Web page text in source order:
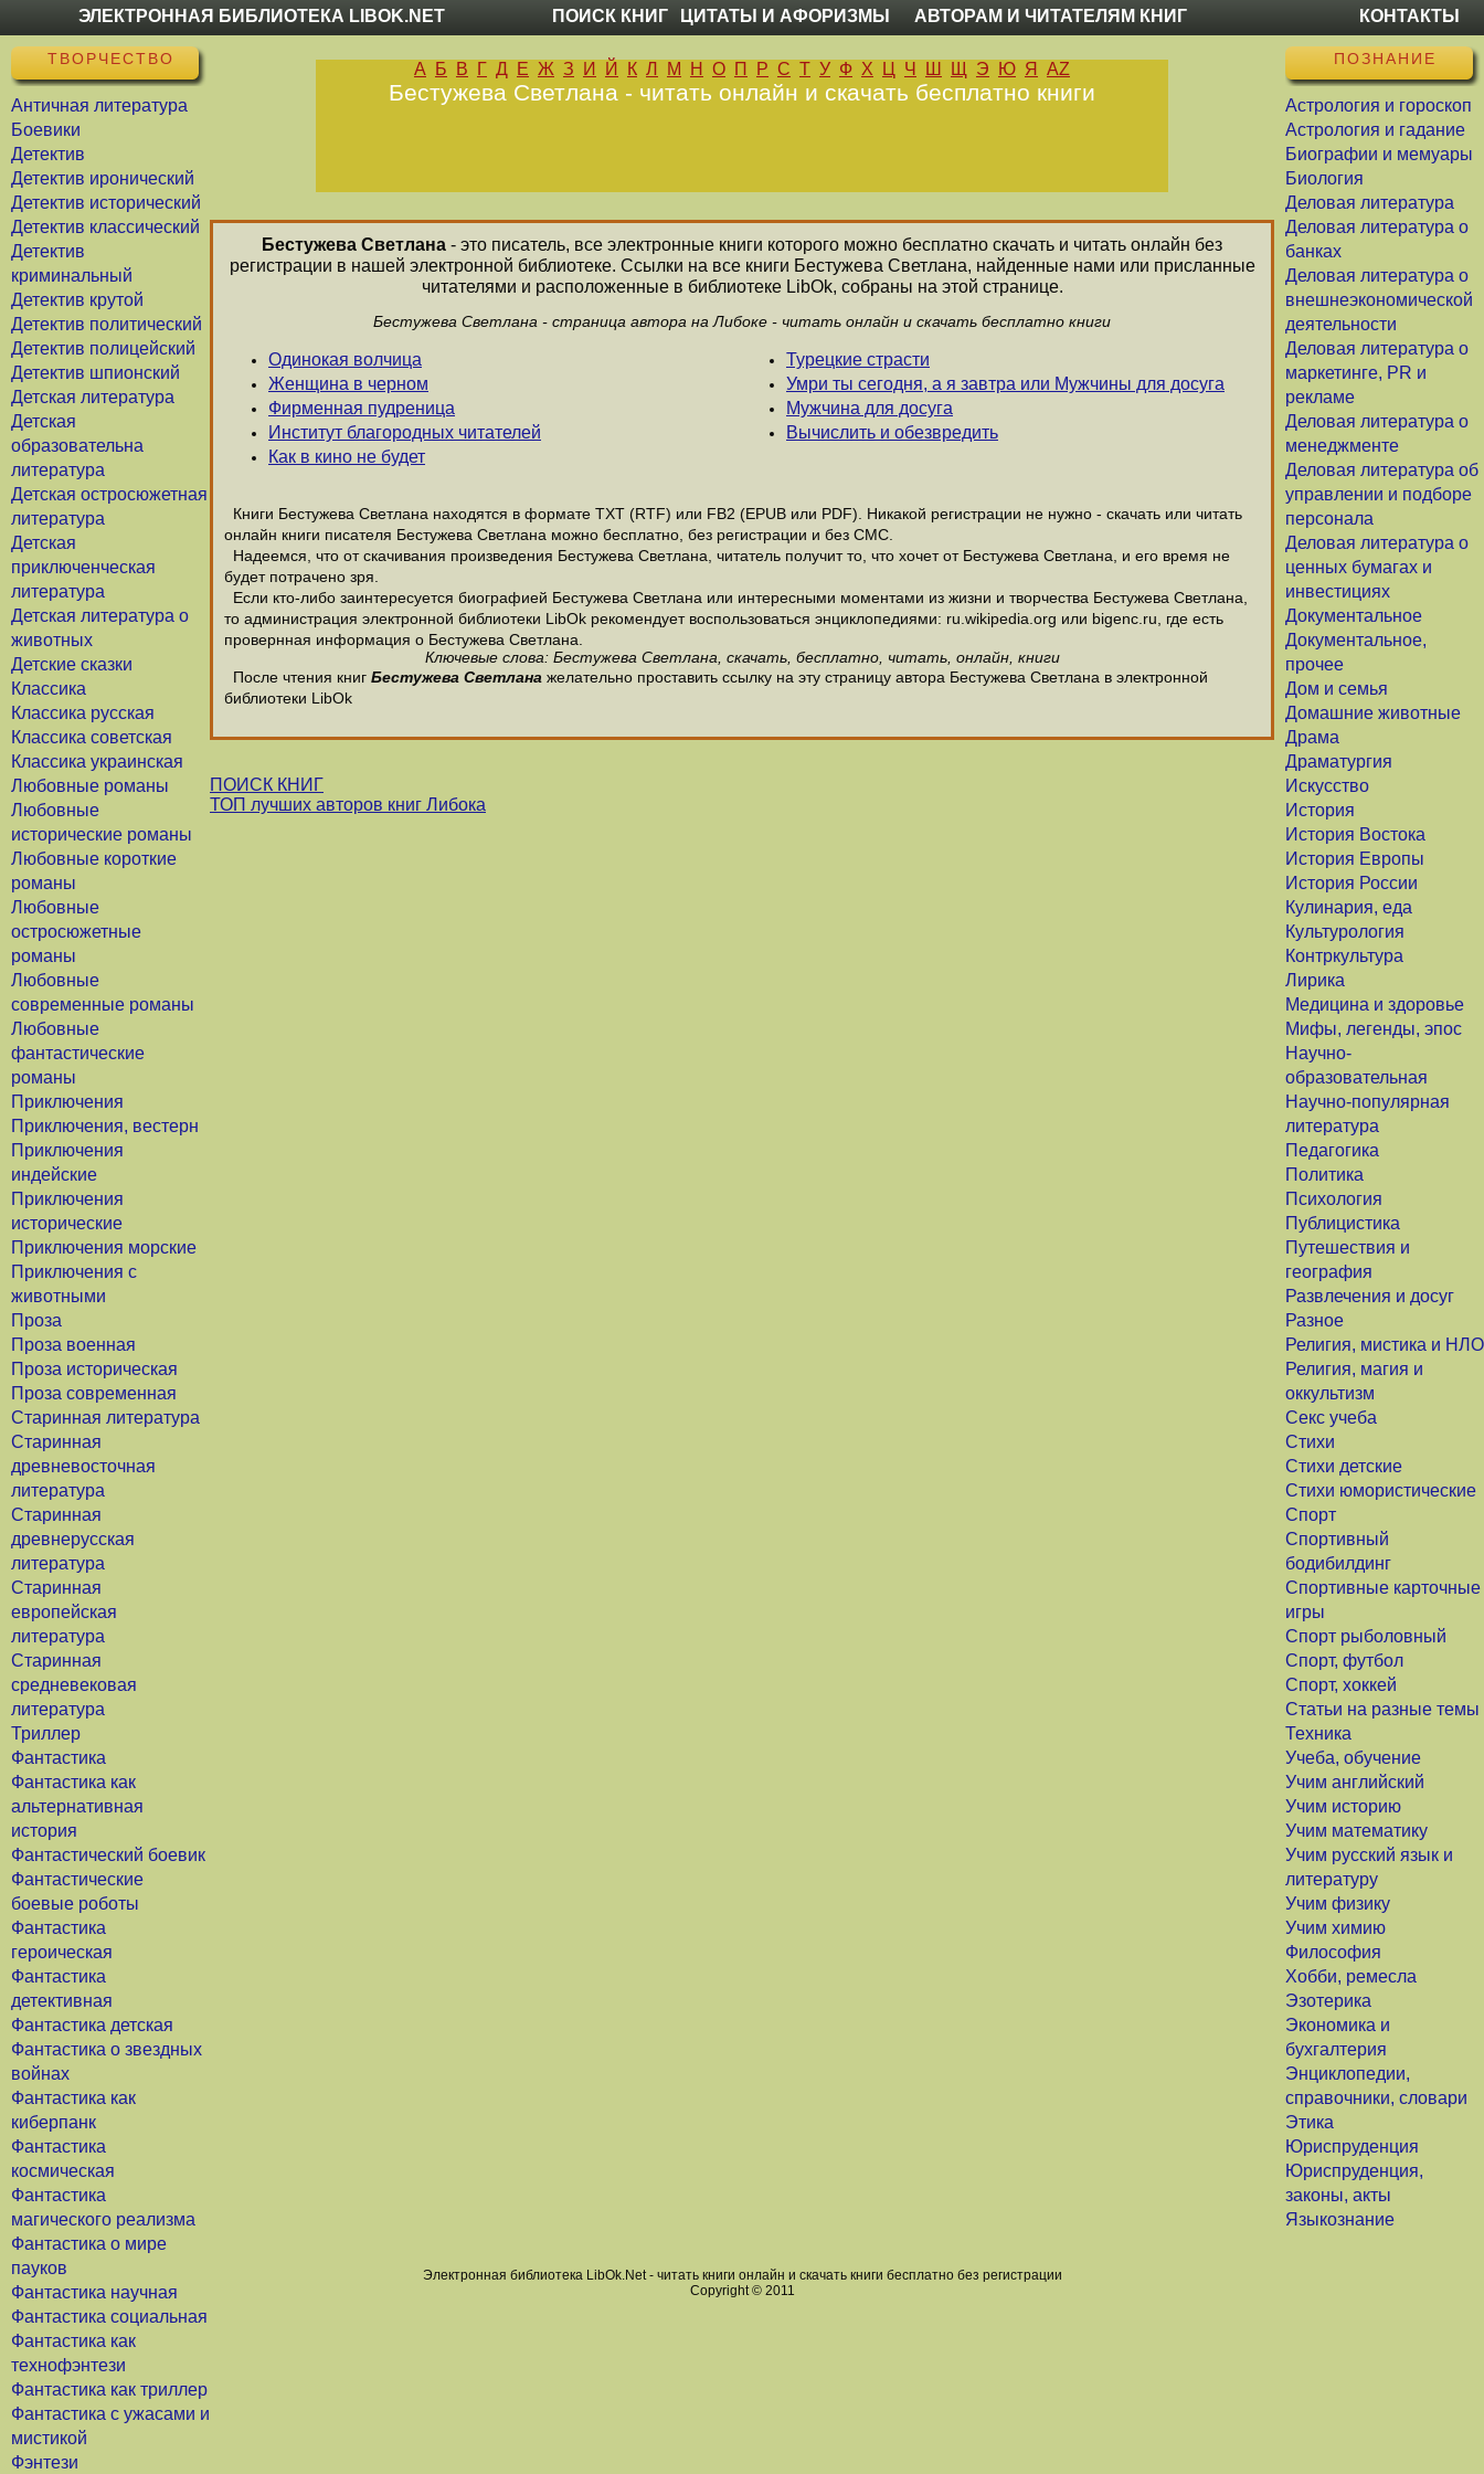
ЭЛЕКТРОННАЯ БИБЛИОТЕКА LIBOK.NET ПОИСК КНИГ ЦИТАТЫ И АФОРИЗМЫ АВТОРАМ И ЧИТАТЕЛЯМ КНИГ КОНТАКТЫ
ТВОРЧЕСТВО
Античная литература
Боевики
Детектив
Детектив иронический
Детектив исторический
Детектив классический
Детектив
криминальный
Детектив крутой
Детектив политический
Детектив полицейский
Детектив шпионский
Детская литература
Детская
образовательна
литература
Детская остросюжетная
литература
Детская
приключенческая
литература
Детская литература о
животных
Детские сказки
Классика
Классика русская
Классика советская
Классика украинская
Любовные романы
Любовные
исторические романы
Любовные короткие
романы
Любовные
остросюжетные
романы
Любовные
современные романы
Любовные
фантастические
романы
Приключения
Приключения, вестерн
Приключения
индейские
Приключения
исторические
Приключения морские
Приключения с
животными
Проза
Проза военная
Проза историческая
Проза современная
Старинная литература
Старинная
древневосточная
литература
Старинная
древнерусская
литература
Старинная
европейская
литература
Старинная
средневековая
литература
Триллер
Фантастика
Фантастика как
альтернативная
история
Фантастический боевик
Фантастические
боевые роботы
Фантастика
героическая
Фантастика
детективная
Фантастика детская
Фантастика о звездных
войнах
Фантастика как
киберпанк
Фантастика
космическая
Фантастика
магического реализма
Фантастика о мире
пауков
Фантастика научная
Фантастика социальная
Фантастика как
технофэнтези
Фантастика как триллер
Фантастика с ужасами и
мистикой
Фэнтези
ПОЗНАНИЕ
Астрология и гороскоп
Астрология и гадание
Биографии и мемуары
Биология
Деловая литература
Деловая литература о
банках
Деловая литература о
внешнеэкономической
деятельности
Деловая литература о
маркетинге, PR и
рекламе
Деловая литература о
менеджменте
Деловая литература об
управлении и подборе
персонала
Деловая литература о
ценных бумагах и
инвестициях
Документальное
Документальное,
прочее
Дом и семья
Домашние животные
Драма
Драматургия
Искусство
История
История Востока
История Европы
История России
Кулинария, еда
Культурология
Контркультура
Лирика
Медицина и здоровье
Мифы, легенды, эпос
Научно-
образовательная
Научно-популярная
литература
Педагогика
Политика
Психология
Публицистика
Путешествия и
география
Развлечения и досуг
Разное
Религия, мистика и НЛО
Религия, магия и
оккультизм
Секс учеба
Стихи
Стихи детские
Стихи юмористические
Спорт
Спортивный
бодибилдинг
Спортивные карточные
игры
Спорт рыболовный
Спорт, футбол
Спорт, хоккей
Статьи на разные темы
Техника
Учеба, обучение
Учим английский
Учим историю
Учим математику
Учим русский язык и
литературу
Учим физику
Учим химию
Философия
Хобби, ремесла
Эзотерика
Экономика и
бухгалтерия
Энциклопедии,
справочники, словари
Этика
Юриспруденция
Юриспруденция,
законы, акты
Языкознание
А Б В Г Д Е Ж З И Й К Л М Н О П Р С Т У Ф Х Ц Ч Ш Щ Э Ю Я AZ
Бестужева Светлана - читать онлайн и скачать бесплатно книги
Бестужева Светлана - это писатель, все электронные книги которого можно бесплатно скачать и читать онлайн без
регистрации в нашей электронной библиотеке. Ссылки на все книги Бестужева Светлана, найденные нами или присланные
читателями и расположенные в библиотеке LibOk, собраны на этой странице.
Бестужева Светлана - страница автора на Либоке - читать онлайн и скачать бесплатно книги
Одинокая волчица
Женщина в черном
Фирменная пудреница
Институт благородных читателей
Как в кино не будет
Турецкие страсти
Умри ты сегодня, а я завтра или Мужчины для досуга
Мужчина для досуга
Вычислить и обезвредить
Книги Бестужева Светлана находятся в формате ТХТ (RTF) или FB2 (EPUB или PDF). Никакой регистрации не нужно - скачать или читать
онлайн книги писателя Бестужева Светлана можно бесплатно, без регистрации и без СМС.
Надеемся, что от скачивания произведения Бестужева Светлана, читатель получит то, что хочет от Бестужева Светлана, и его время не
будет потрачено зря.
Если кто-либо заинтересуется биографией Бестужева Светлана или интересными моментами из жизни и творчества Бестужева Светлана,
то администрация электронной библиотеки LibOk рекомендует воспользоваться энциклопедиями: ru.wikipedia.org или bigenc.ru, где есть
провернная информация о Бестужева Светлана.
Ключевые слова: Бестужева Светлана, скачать, бесплатно, читать, онлайн, книги
После чтения книг Бестужева Светлана желательно проставить ссылку на эту страницу автора Бестужева Светлана в электронной
библиотеки LibOk
ПОИСК КНИГ
ТОП лучших авторов книг Либока
Электронная библиотека LibOk.Net - читать книги онлайн и скачать книги бесплатно без регистрации
Copyright © 2011